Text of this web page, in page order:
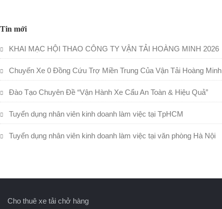
Tin mới
KHAI MẠC HỘI THAO CÔNG TY VẬN TẢI HOÀNG MINH 2026
Chuyến Xe 0 Đồng Cứu Trợ Miền Trung Của Vận Tải Hoàng Minh
Đào Tạo Chuyên Đề “Vận Hành Xe Cẩu An Toàn & Hiệu Quả”
Tuyển dụng nhân viên kinh doanh làm việc tại TpHCM
Tuyển dụng nhân viên kinh doanh làm việc tại văn phòng Hà Nội
Cho thuê xe tải chở hàng